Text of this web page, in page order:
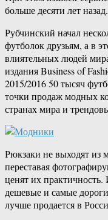
больше десяти лет назад.
Рубчинский начал
футболок друзьям, а в
влиятельных людей
издания Business of
2015/2016 50 тысяч
точки продаж модных
странах мира и
Рюкзаки не выходят из
переставая
ценят их
дешевые и самые
лучше продается в